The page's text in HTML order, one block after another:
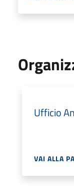
Ufficio
VAI ALLA